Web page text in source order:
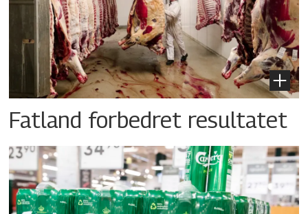
Fatland forbedret resultatet